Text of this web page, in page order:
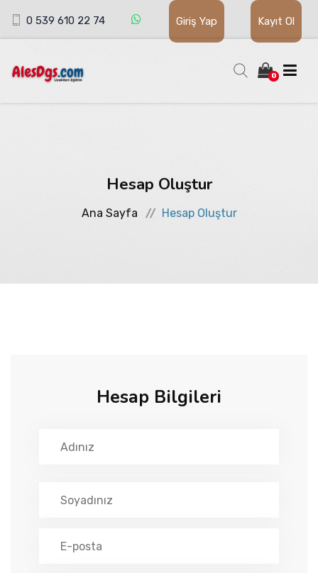
0 539 610 22 74 Giriş Yap Kayıt Ol
0
GENEL YETENEK GENEL KÜLTÜR ÖNLİSANS /
Hesap Oluştur
Ana Sayfa Hesap Oluştur
Hesap Bilgileri